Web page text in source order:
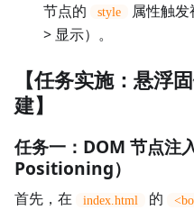
节点的
style
属性触
> 显示）。
【任务实施：悬浮
建】
任务一：DOM 节点注
Positioning）
首先，在 index.html 的